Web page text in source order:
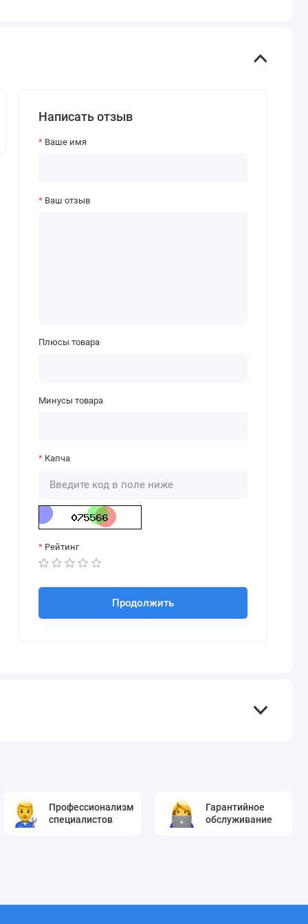
Написать отзыв
Ваше имя
Ваш отзыв
Плюсы товара
Минусы товара
Капча
Рейтинг
Продолжить
Профессионализм
специалистов
Гарантийное
обслуживание